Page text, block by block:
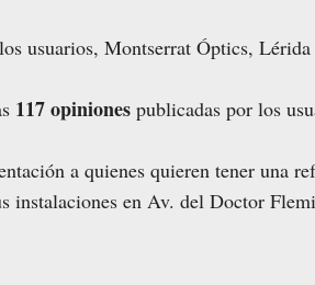
usuarios, Montserrat Óptics, Lérida
117 opiniones publicadas por los
a quienes quieren tener una
instalaciones en Av. del Doctor